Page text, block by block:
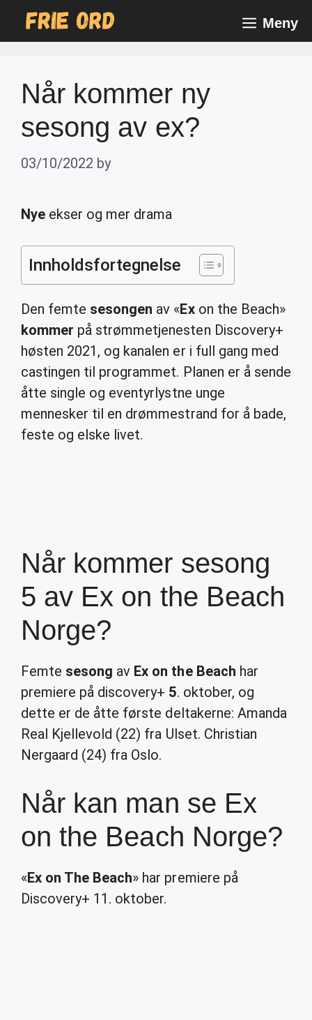
Meny
Når kommer ny
sesong av ex?
03/10/2022 by
Nye ekser og mer drama
Innholdsfortegnelse
Den femte sesongen av «Exon the Beach»
kommer på strømmetjenesten Discovery+
høsten 2021, og kanalen er i full gang med
castingen til programmet. Planen er å sende
åtte single og eventyrlystne unge
mennesker til en drømmestrand for å bade,
feste og elske livet.
Når kommer sesong
5 av Ex on the Beach
Norge?
Femte sesong av Ex on the Beach har
premiere på discovery+ 5. oktober, og
dette er de åtte første deltakerne: Amanda
Real Kjellevold (22) fra Ulset. Christian
Nergaard (24) fra Oslo.
Når kan man se Ex
on the Beach Norge?
«Ex on The Beach» har premiere på
Discovery+ 11. oktober.